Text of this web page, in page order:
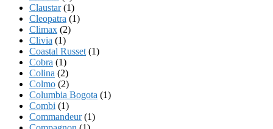
Claustar(1)
Cleopatra (1)
Climax (2)
Clivia (1)
Coastal Russet (1)
Cobra (1)
Colina (2)
Colmo (2)
Columbia Bogota (1)
Combi (1)
Commandeur(1)